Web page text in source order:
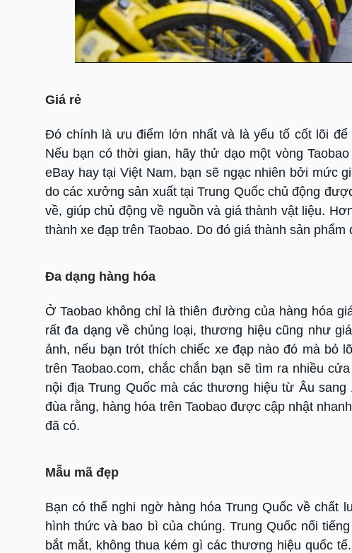
Giá rẻ
Đó chính là ưu điểm lớn nhất và là yếu tố cốt lõi
Nếu bạn có thời gian, hãy thử dạo một vòng
eBay hay tại Việt Nam, bạn sẽ ngạc nhiên bởi mức
do các xưởng sản xuất tại Trung Quốc chủ động
về, giúp chủ động về nguồn và giá thành vật liệu.
thành xe đạp trên Taobao. Do đó giá thành sản
Đa dạng hàng hóa
Ở Taobao không chỉ là thiên đường của hàng hóa
rất đa dạng về chủng loại, thương hiệu cũng như
ảnh, nếu bạn trót thích chiếc xe đạp nào đó mà bỏ
trên Taobao.com, chắc chắn bạn sẽ tìm ra nhiều
nội địa Trung Quốc mà các thương hiệu từ Âu
đùa rằng, hàng hóa trên Taobao được cập nhật
đã có.
Mẫu mã đẹp
Bạn có thể nghi ngờ hàng hóa Trung Quốc về chất
hình thức và bao bì của chúng. Trung Quốc nổi
bắt mắt, không thua kém gì các thương hiệu quốc